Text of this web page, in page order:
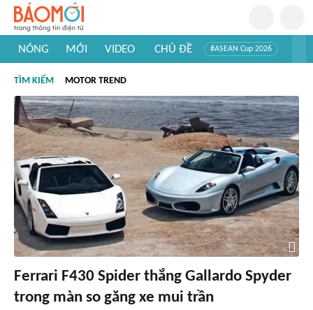
NÓNG MỚI VIDEO CHỦ ĐỀ #ASEAN Cup 2026
#Khám phá thế giới
TÌM KIẾM MOTOR TREND
Ferrari F430 Spider thắng Gallardo Spyder
trong màn so găng xe mui trần